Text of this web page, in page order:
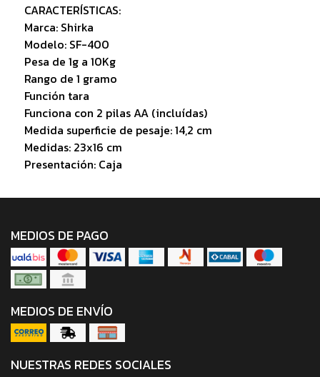
CARACTERÍSTICAS:
Marca: Shirka
Modelo: SF-400
Pesa de 1g a 10Kg
Rango de 1 gramo
Función tara
Funciona con 2 pilas AA (incluídas)
Medida superficie de pesaje: 14,2 cm
Medidas: 23x16 cm
Presentación: Caja
MEDIOS DE PAGO
MEDIOS DE ENVÍO
NUESTRAS REDES SOCIALES